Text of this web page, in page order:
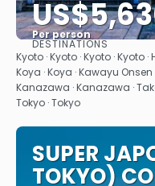
Per person
DESTINATIONS
Kyoto · Kyoto · Kyoto · Kyoto
Koya · Koya · Kawayu Onsen
Kanazawa · Kanazawa ·
Tokyo · Tokyo
SUPER
TOKYO)